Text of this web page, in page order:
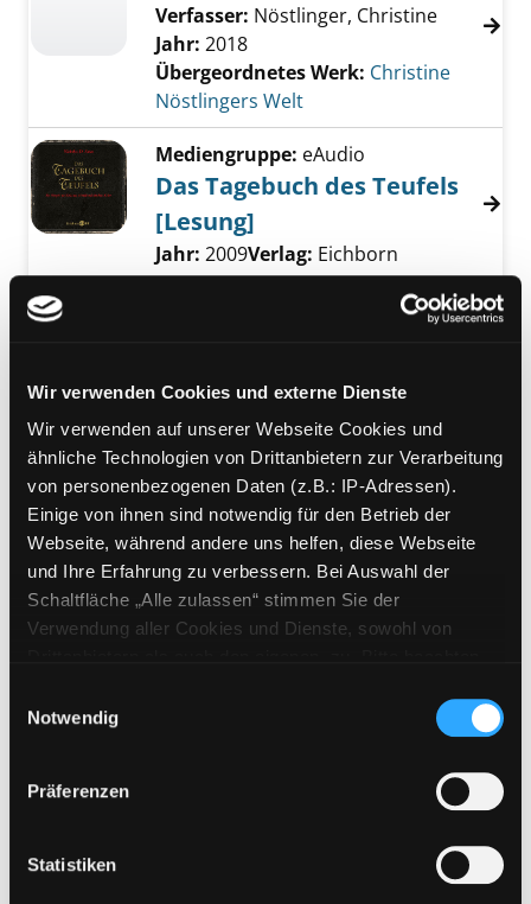
Wir verwenden Cookies und externe Dienste
Wir verwenden auf unserer Webseite Cookies und
ähnliche Technologien von Drittanbietern zur Verarbeitung
von personenbezogenen Daten (z.B.: IP-Adressen).
Einige von ihnen sind notwendig für den Betrieb der
Webseite, während andere uns helfen, diese Webseite
und Ihre Erfahrung zu verbessern. Bei Auswahl der
Schaltfläche „Alle zulassen“ stimmen Sie der
Verwendung aller Cookies und Dienste, sowohl von
Cookies von Drittanbietern, eine Verarbeitung in
unsicheren Drittländern (Länder außerhalb des EWR
ohne adäquates Datenschutzniveau) stattfinden kann. In
diesem Zusammenhang können aktuell Risiken für
Eine Verarbeitung durch solche Cookies oder Dienste
erfolgt nur, wenn Sie die jeweilige Einwilligung erteilen
Notwendig
Präferenzen
Statistiken
Verfasser: Nöstlinger, Christine
Jahr: 2018
Übergeordnetes Werk: Christine
Nöstlingers Welt
Mediengruppe: eAudio
Das Tagebuch des Teufels
[Lesung]
Suche nach diesem Verfasser
Jahr: 2009Verlag: Eichborn
Exemplar-Details von 04.; Der Teufel ist los
Kinderbuch
Verlag:Bindlach, Loewe-Verl.
Übergeordnetes Werk:Luzifer
junior
Bandangabe: 04.
Mediengruppe:eAudio
Die gefährliche
Hexenmission [Lesung]
Suche nach diesem Verfasser
Jahr:2008 Verlag: Audiolino
Diabolic - Gefäß des Teufels
Dienstanweisung für einen